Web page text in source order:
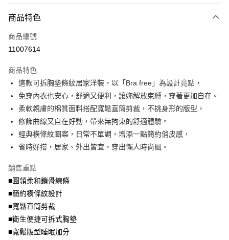
大哥付你分期
【大哥付你分期使用說明】
1.本服務由台灣大哥大提供，台灣大哥大用戶可立即使用無須另外申請。
流程，驗證手機門號後，選擇欲分期的期數、繳款截止日，確認付款後即完
成交易。
3.實際核准額度、可分期數及費用金額請依後續交易確認頁面所載為準。
4.訂單成立30分鐘內，如未前往確認交易或遇審核未通過，訂單將自動取
法說明評估內容。
【繳款方式說明】
1.分期款項不併入電信帳單，「大哥付你分期」於每月結算日後寄送繳費提
醒簡訊。
2.透過簡訊連結打開帳單後，可選擇「超商條碼／台灣大直營門市／銀行轉
【注意事項】
1.本服務係由「台灣大哥大股份有限公司」（以下簡稱本公司）所提供，讓
用戶於交易時，得透過本服務購買商品或服務，並由商店將買賣／分期付款
買賣價金債權讓與本公司後，依約使用本公司帳單繳交帳款。
資料（包含姓名、電話或地址）提供予台灣大哥大進項蒐集、處理及利用，
由本公司與您本人進行分期帳單所需資料之確認、核對及更正。
AFTEE先享後付
【關於「AFTEE先享後付」】
AFTEE先享後付是「在收到商品之後才付款」的支付方式。 讓您購物簡單
便利好安心！
１．簡單：不需註冊會員、不需綁卡、不需儲值。
２．便利：只要手機號碼，簡訊認證，即可結帳。
３．安心：先確認商品／服務後，再付款。
【「AFTEE先享後付」結帳流程】
１．於結帳方式選擇「AFTEE先享後付」後，將跳轉至「AFTEE先享後付」
３．收到繳費通知簡訊後14天內，點擊此簡訊中的連結，可透過四大超商／
ATM／網路銀行／等多元方式進行付款，方視為交易完成。
※ 請注意：結帳手續完成當下不需立刻繳費，但若您需要取消訂單，請聯絡
購買商品的店家。未經商家同意取消之訂單仍視為有效，需透過AFTEE先享
後付繳納相關費用。
※ 交易是否成功請以「AFTEE先享後付 」之結帳頁面顯示為準，若有關於
是否繳費成功／繳費後需取消欲退款等相關疑問，請聯繫「AFTEE先享後付
客戶支援中心」https://netprotections.freshdesk.com/support/home
ATM付款
全家取貨付款
每筆NT$70，滿NT$699(含以上)免運費
付款後全家取貨
每筆NT$70，滿NT$699(含以上)免運費
7-11取貨付款
每筆NT$70，滿NT$799(含以上)免運費
付款後7-11取貨
每筆NT$70，滿NT$699(含以上)免運費
商品特色
商品編號
11007614
商品特色
這款可拆胸墊條紋居家洋裝，以「Bra free」為設計亮點，
免穿內衣也安心，舒適又便利，讓妳解放束縛，穿著更加自在。
柔軟親膚的棉質面料搭配寬鬆直筒剪裁，不挑身形的版型，
修飾曲線又自在好動，帶來無拘束的舒適體驗。
經典橫條紋圖案，日常不單調，增添一點簡約俏皮感，
省時好搭，居家、外出皆宜，穿出懶人時尚風。
銷售重點
■圓領柔和鎖骨線條
■簡約橫條紋設計
■寬鬆直筒剪裁
■衛生便捷可拆式胸墊
■寬鬆版型睡眠加分